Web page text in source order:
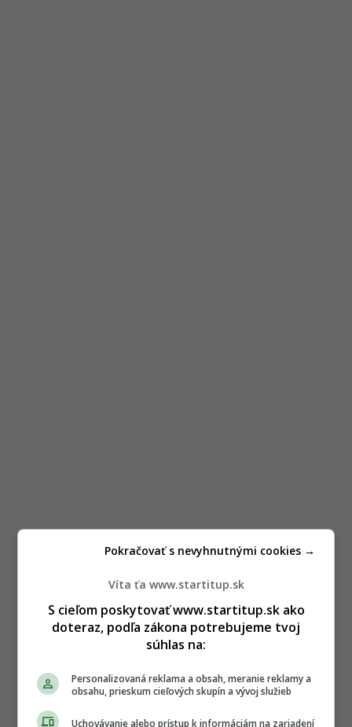
Víta ťa www.startitup.sk
S cieľom poskytovať www.startitup.sk ako
doteraz, podľa zákona potrebujeme tvoj
súhlas na:
Personalizovaná reklama a obsah, meranie reklamy a
obsahu, prieskum cieľových skupín a vývoj služieb
Uchovávanie alebo prístup k informáciám na zariadení
Pokračovať s nevyhnutnými cookies →